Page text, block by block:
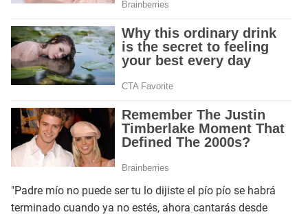
"Padre mío no puede ser tu lo dijiste el pío pío se habrá
terminado cuando ya no estés, ahora cantarás desde